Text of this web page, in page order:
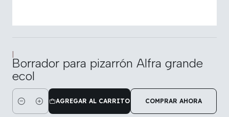
|
Borrador para pizarrón Alfra grande
ecol
Cantidad
AGREGAR AL CARRITO COMPRAR AHORA